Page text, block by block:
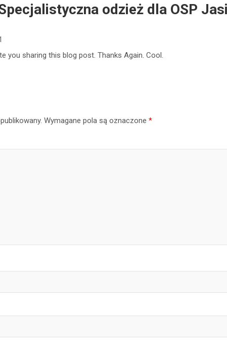
odzież dla OSP
you sharing this blog post. Thanks Again. Cool.
Wymagane pola są oznaczone *